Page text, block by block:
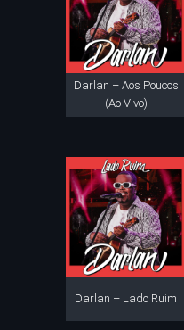
Darlan – Aos Poucos
(Ao Vivo)
Darlan – Lado Ruim